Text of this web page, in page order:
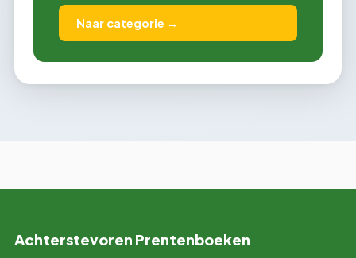
Naar categorie →
Achterstevoren Prentenboeken